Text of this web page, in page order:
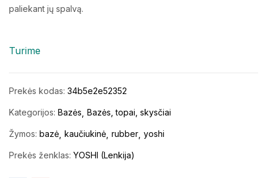
paliekant jų spalvą.
Turime
Prekės kodas: 34b5e2e52352
Kategorijos: Bazės Bazės, topai, skysčiai
Žymos: bazė kaučiukinė rubber yoshi
Prekės ženklas: YOSHI (Lenkija)